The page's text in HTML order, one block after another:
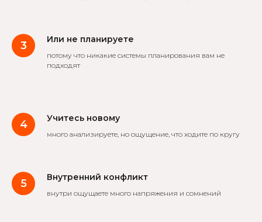
Или не планируете
потому что никакие системы планирования вам не
подходят
Учитесь новому
много анализируете, но ощущение, что ходите по кругу
Внутренний конфликт
внутри ощущаете много напряжения и сомнений